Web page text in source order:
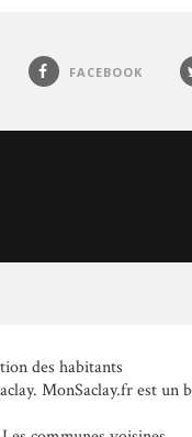
FACEBOOK
des habitants
MonSaclay.fr est